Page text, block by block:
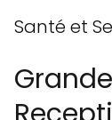
Santé et